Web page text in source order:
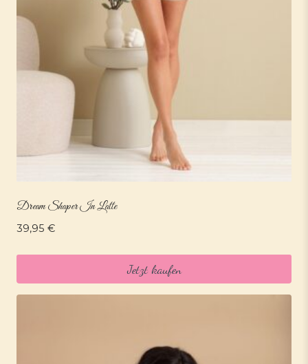
Dream Shaper In Latte
39,95 €
Jetzt kaufen